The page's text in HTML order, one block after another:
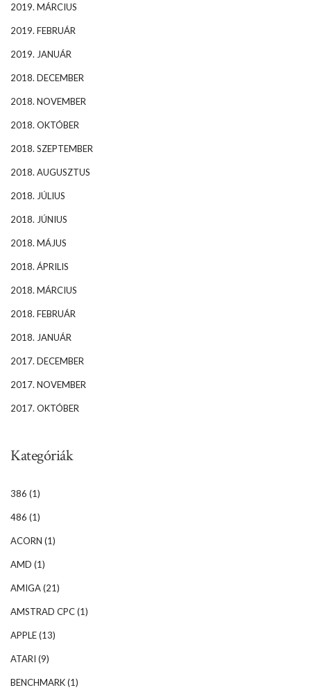
2019. MÁRCIUS
2019. FEBRUÁR
2019. JANUÁR
2018. DECEMBER
2018. NOVEMBER
2018. OKTÓBER
2018. SZEPTEMBER
2018. AUGUSZTUS
2018. JÚLIUS
2018. JÚNIUS
2018. MÁJUS
2018. ÁPRILIS
2018. MÁRCIUS
2018. FEBRUÁR
2018. JANUÁR
2017. DECEMBER
2017. NOVEMBER
2017. OKTÓBER
Kategóriák
386 (1)
486 (1)
ACORN (1)
AMD (1)
AMIGA(21)
AMSTRAD CPC(1)
APPLE(13)
ATARI (9)
BENCHMARK(1)